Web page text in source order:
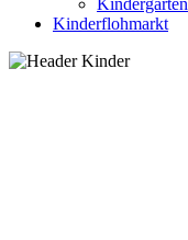
Kindergarten
Kinderflohmarkt